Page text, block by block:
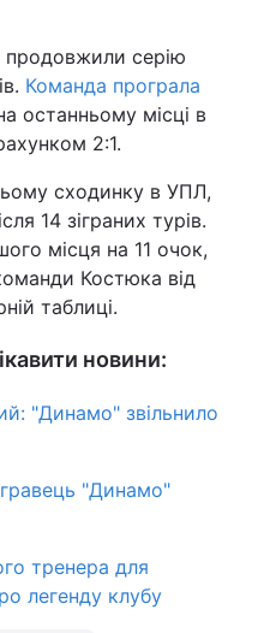
серію
Команда програла
останньому місці в
2:1.
сходинку в УПЛ,
14 зіграних турів.
місця на 11 очок,
Костюка від
таблиці.
новини:
"Динамо" звільнило
"Динамо"
тренера для
легенду клубу